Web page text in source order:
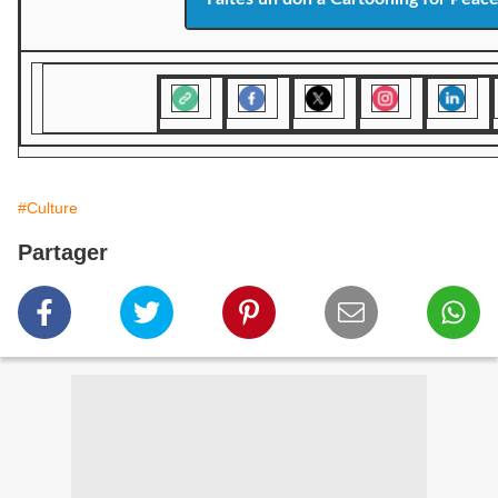
#Culture
Partager